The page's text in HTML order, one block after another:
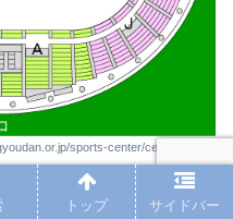
sports-center/center-
トップ サイドバー